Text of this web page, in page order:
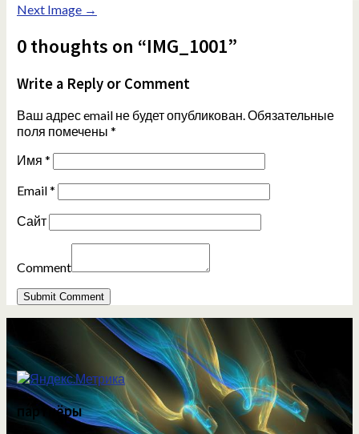
Next Image →
0 thoughts on “IMG_1001”
Write a Reply or Comment
Ваш адрес email не будет опубликован.Обязательные
поля помечены *
Имя *
Email*
Сайт
Comment
партнёры